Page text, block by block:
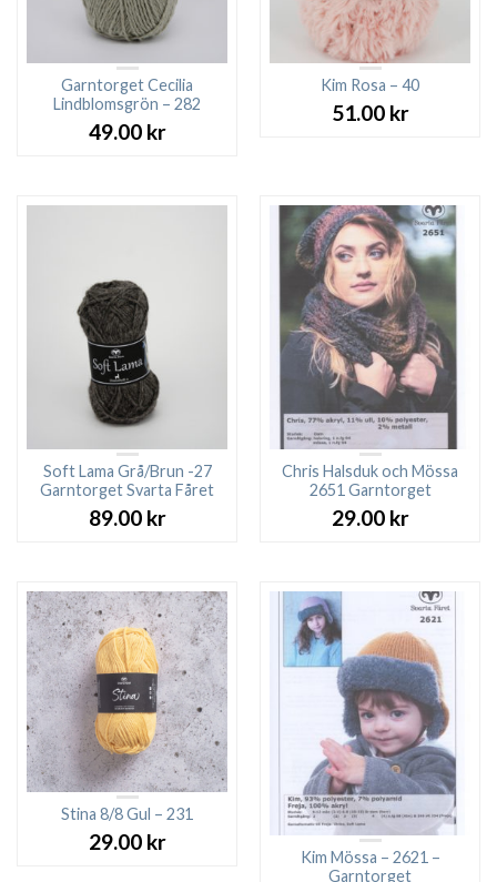
Garntorget Cecilia
Lindblomsgrön – 282
49.00 kr
Kim Rosa – 40
51.00 kr
Soft Lama Grå/Brun -27
Garntorget Svarta Fåret
89.00 kr
Chris Halsduk och Mössa
2651 Garntorget
29.00 kr
Stina 8/8 Gul – 231
29.00 kr
Kim Mössa – 2621 –
Garntorget